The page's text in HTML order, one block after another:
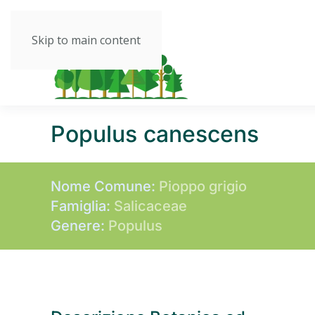
Skip to main content
Populus canescens
Nome Comune: Pioppo grigio
Famiglia: Salicaceae
Genere: Populus